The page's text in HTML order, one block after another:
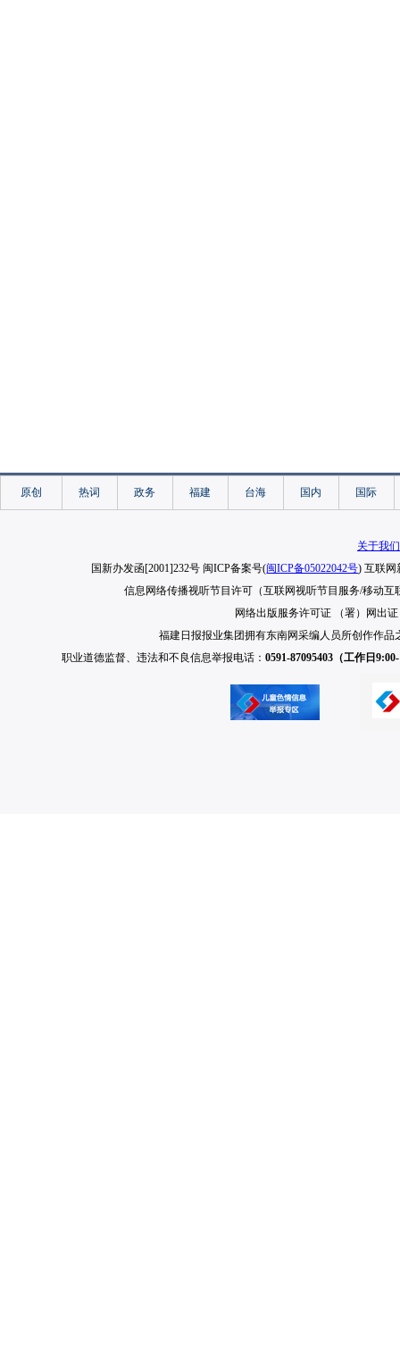
原创 热词 政务 福建 台海 国内 国际